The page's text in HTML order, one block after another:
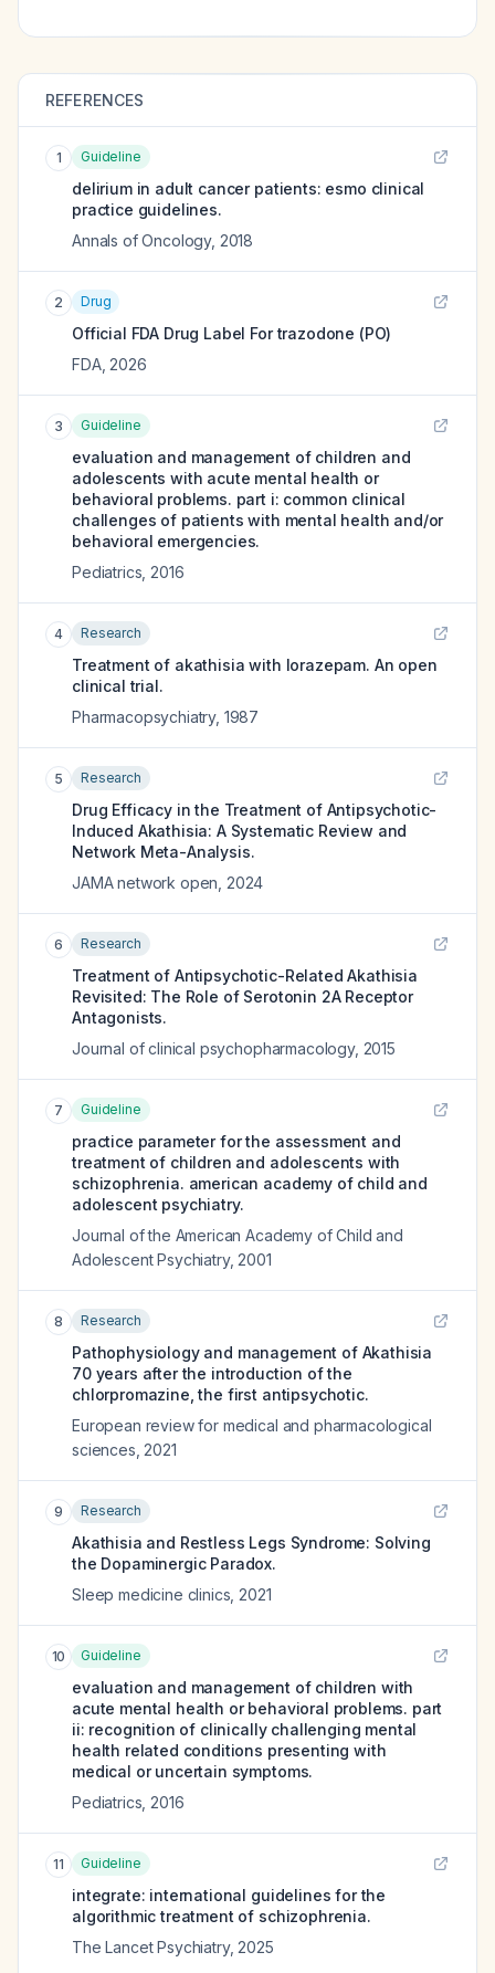
REFERENCES
1 Guideline
delirium in adult cancer patients: esmo clinical
practice guidelines.
Annals of Oncology, 2018
2 Drug
Official FDA Drug Label Fortrazodone (PO)
FDA, 2026
3 Guideline
evaluation and management of children and
adolescents with acute mental health or
behavioral problems. part i: common clinical
challenges of patients with mental health and/or
behavioral emergencies.
Pediatrics 2016
4 Research
Treatment of akathisia with lorazepam. An open
clinical trial.
Pharmacopsychiatry, 1987
5 Research
Drug Efficacy in the Treatment of Antipsychotic-
Induced Akathisia: A Systematic Review and
Network Meta-Analysis.
JAMA network open 2024
6 Research
Treatment of Antipsychotic-Related Akathisia
Revisited: The Role of Serotonin 2A Receptor
Antagonists.
Journal of clinical psychopharmacology, 2015
7 Guideline
practice parameter for the assessment and
treatment of children and adolescents with
schizophrenia. american academy of child and
adolescent psychiatry.
Journal of the American Academy of Child and
Adolescent Psychiatry, 2001
8 Research
Pathophysiology and management of Akathisia
70 years after the introduction of the
chlorpromazine, the first antipsychotic.
European review for medical and pharmacological
sciences 2021
9 Research
Akathisia and Restless Legs Syndrome: Solving
the Dopaminergic Paradox.
Sleep medicine clinics 2021
10 Guideline
evaluation and management of children with
acute mental health or behavioral problems. part
ii: recognition of clinically challenging mental
health related conditions presenting with
medical or uncertain symptoms.
Pediatrics 2016
11 Guideline
integrate: international guidelines for the
algorithmic treatment of schizophrenia.
The Lancet Psychiatry, 2025